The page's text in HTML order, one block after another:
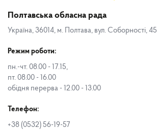
Полтавська обласна рада
Україна, 36014, м. Полтава, вул. Соборності, 45
Режим роботи:
пн.-чт. 08.00 - 17.15,
пт. 08.00 - 16.00
обідня перерва - 12.00 - 13.00
Телефон:
+38 (0532) 56-19-57